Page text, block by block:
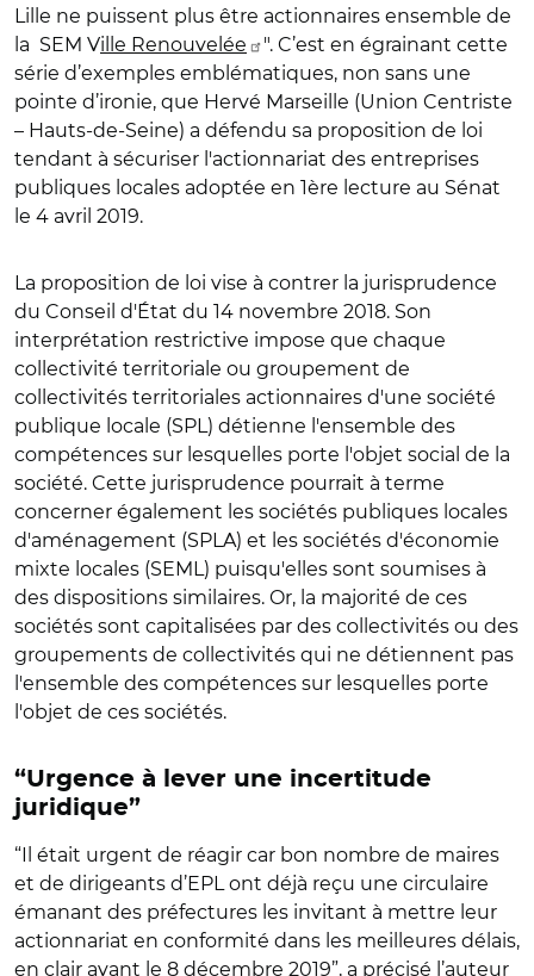
Lille ne puissent plus être actionnaires ensemble de
la SEM Ville Renouvelée
". C’est en égrainant cette
série d’exemples emblématiques, non sans une
pointe d’ironie, que Hervé Marseille (Union Centriste
– Hauts-de-Seine) a défendu sa proposition de loi
tendant à sécuriser l'actionnariat des entreprises
publiques locales adoptée en 1ère lecture au Sénat
le 4 avril 2019.
La proposition de loi vise à contrer la jurisprudence
du Conseil d'État du 14 novembre 2018. Son
interprétation restrictive impose que chaque
collectivité territoriale ou groupement de
collectivités territoriales actionnaires d'une société
publique locale (SPL) détienne l'ensemble des
compétences sur lesquelles porte l'objet social de la
société. Cette jurisprudence pourrait à terme
concerner également les sociétés publiques locales
d'aménagement (SPLA) et les sociétés d'économie
mixte locales (SEML) puisqu'elles sont soumises à
des dispositions similaires. Or, la majorité de ces
sociétés sont capitalisées par des collectivités ou des
groupements de collectivités qui ne détiennent pas
l'ensemble des compétences sur lesquelles porte
l'objet de ces sociétés.
“Urgence à lever une incertitude
juridique”
“Il était urgent de réagir car bon nombre de maires
et de dirigeants d’EPL ont déjà reçu une circulaire
émanant des préfectures les invitant à mettre leur
actionnariat en conformité dans les meilleures délais,
en clair avant le 8 décembre 2019”, a précisé l’auteur